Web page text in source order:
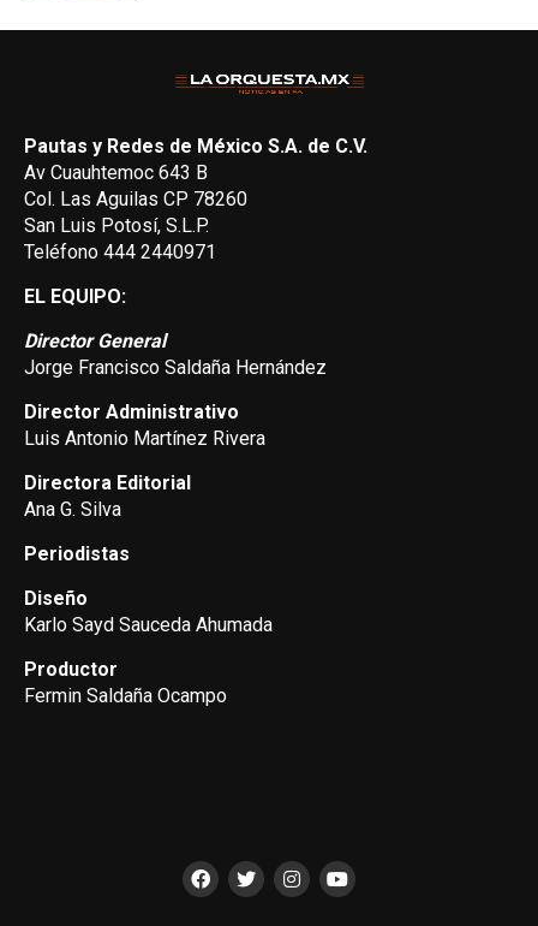
Pautas y Redes de México S.A. de C.V.
Av Cuauhtemoc 643 B
Col. Las Aguilas CP 78260
San Luis Potosí, S.L.P.
Teléfono 444 2440971
EL EQUIPO:
Director General
Jorge Francisco Saldaña Hernández
Director Administrativo
Luis Antonio Martínez Rivera
Directora Editorial
Ana G. Silva
Periodistas
Diseño
Karlo Sayd Sauceda Ahumada
Productor
Fermin Saldaña Ocampo